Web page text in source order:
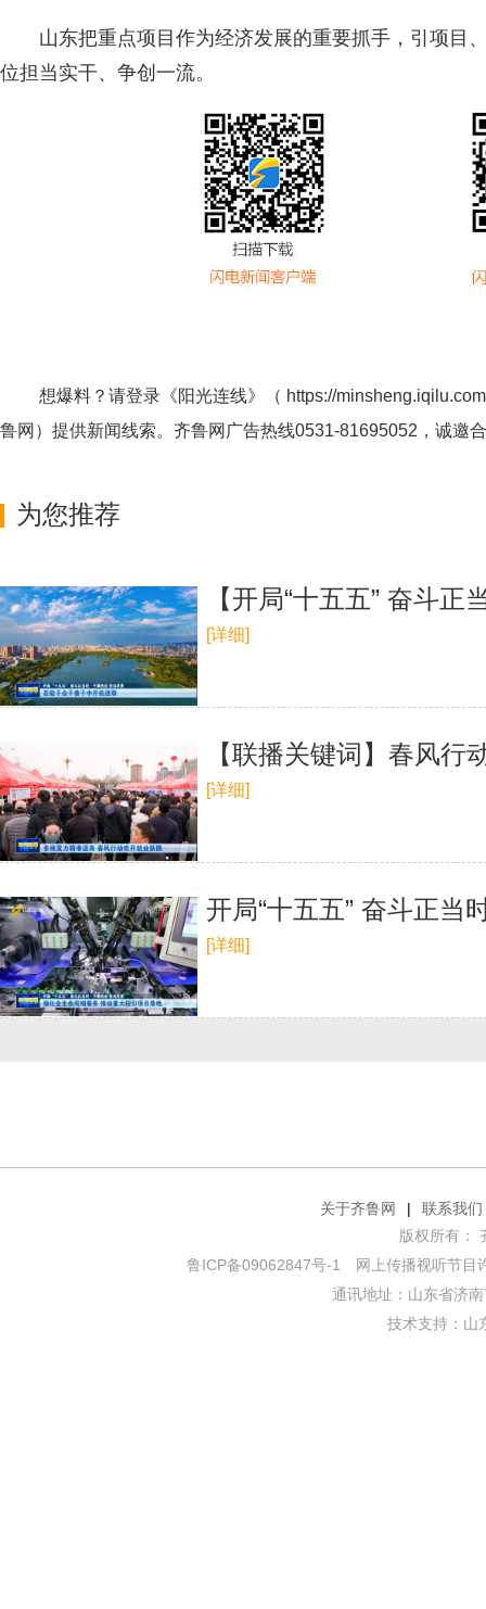
山东把重点项目作为经济发展的重要抓手，引项目
位担当实干、争创一流。
想爆料？请登录《阳光连线》（ https://
鲁网 ）提供新闻线索。齐鲁网广告热线0531-81695052 ，诚邀
为您推荐
【开局“十五五” 奋斗
[详细]
【联播关键词】春风行
[详细]
开局“十五五” 奋斗正当
[详细]
关于齐鲁网 |
联系我们
版权所有：
鲁ICP备09062847号-1 网上传播视听节目
通讯地址：山东省济
技术支持： 山